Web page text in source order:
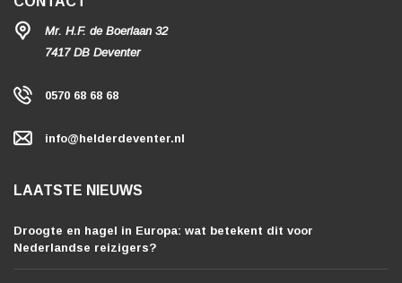
Mr. H.F. de Boerlaan 32
7417 DB Deventer
0570 68 68 68
info@helderdeventer.nl
LAATSTE NIEUWS
Droogte en hagel in Europa: wat betekent dit voor
Nederlandse reizigers?